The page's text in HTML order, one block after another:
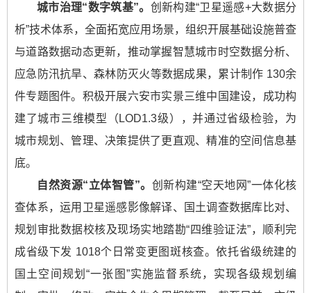
城市治理“数字筑基”。 创新构建“卫星遥感+大数据分
析”技术体系，全面拓宽应用场景，组织开展基础设施普查
与道路数据动态更新，推动掌握智慧城市时空数据分析、
应急防汛抗旱、森林防灭火等数据成果，累计制作 130余
件专题图件。积极开展六安市实景三维中国建设，成功构
建了城市三维模型（LOD1.3级），并通过省级检验，为
城市规划、管理、决策提供了更直观、精准的空间信息基
底。
自然资源“立体智管”。 创新构建“空天地网”一体化核
查体系，运用卫星遥感影像解译、国土调查数据库比对、
规划审批数据校核及现场实地踏勘“四维验证法”，顺利完
成省级下发 1018个日常变更图斑核查。依托省级统建的
国土空间规划“一张图”实施监督系统，实现各级规划编